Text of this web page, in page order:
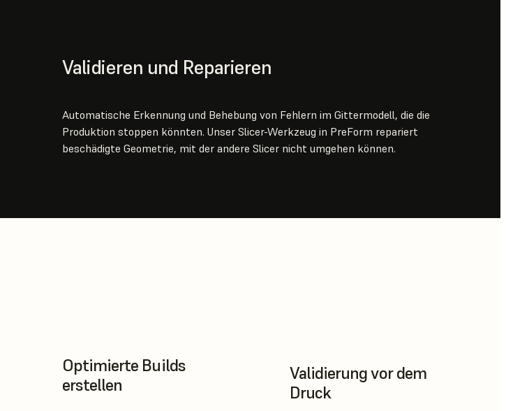
Validieren und Reparieren
Automatische Erkennung und Behebung von Fehlern im Gittermodell, die die
Produktion stoppen könnten. Unser Slicer-Werkzeug in PreForm repariert
beschädigte Geometrie, mit der andere Slicer nicht umgehen können.
Optimierte Builds
erstellen
Validierung vor dem
Druck